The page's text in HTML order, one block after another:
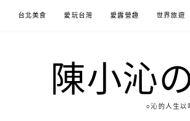
台北美食 愛玩台灣 愛露營趣 世界旅遊
陳小沁
○沁的人生以